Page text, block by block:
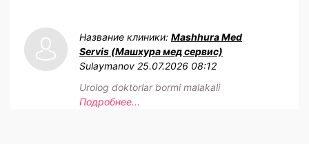
Название клиники: Mashhura Med
Servis (Машхура мед сервис)
Sulaymanov 25.07.2026 08:12
Urolog doktorlar bormi malakali
Подробнее...